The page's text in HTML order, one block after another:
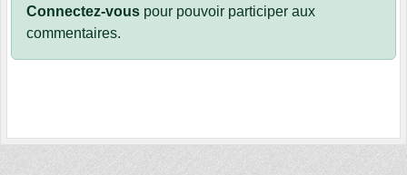
Connectez-vous pour pouvoir participer aux
commentaires.